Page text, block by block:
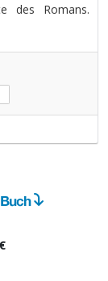
des Romans.